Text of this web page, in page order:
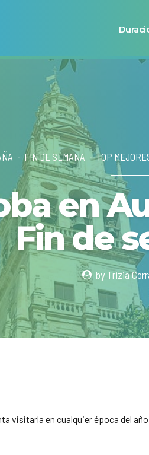
FIN DE SEMANA TOP
en
Fin de
by Trizia
visitarla en cualquier época del